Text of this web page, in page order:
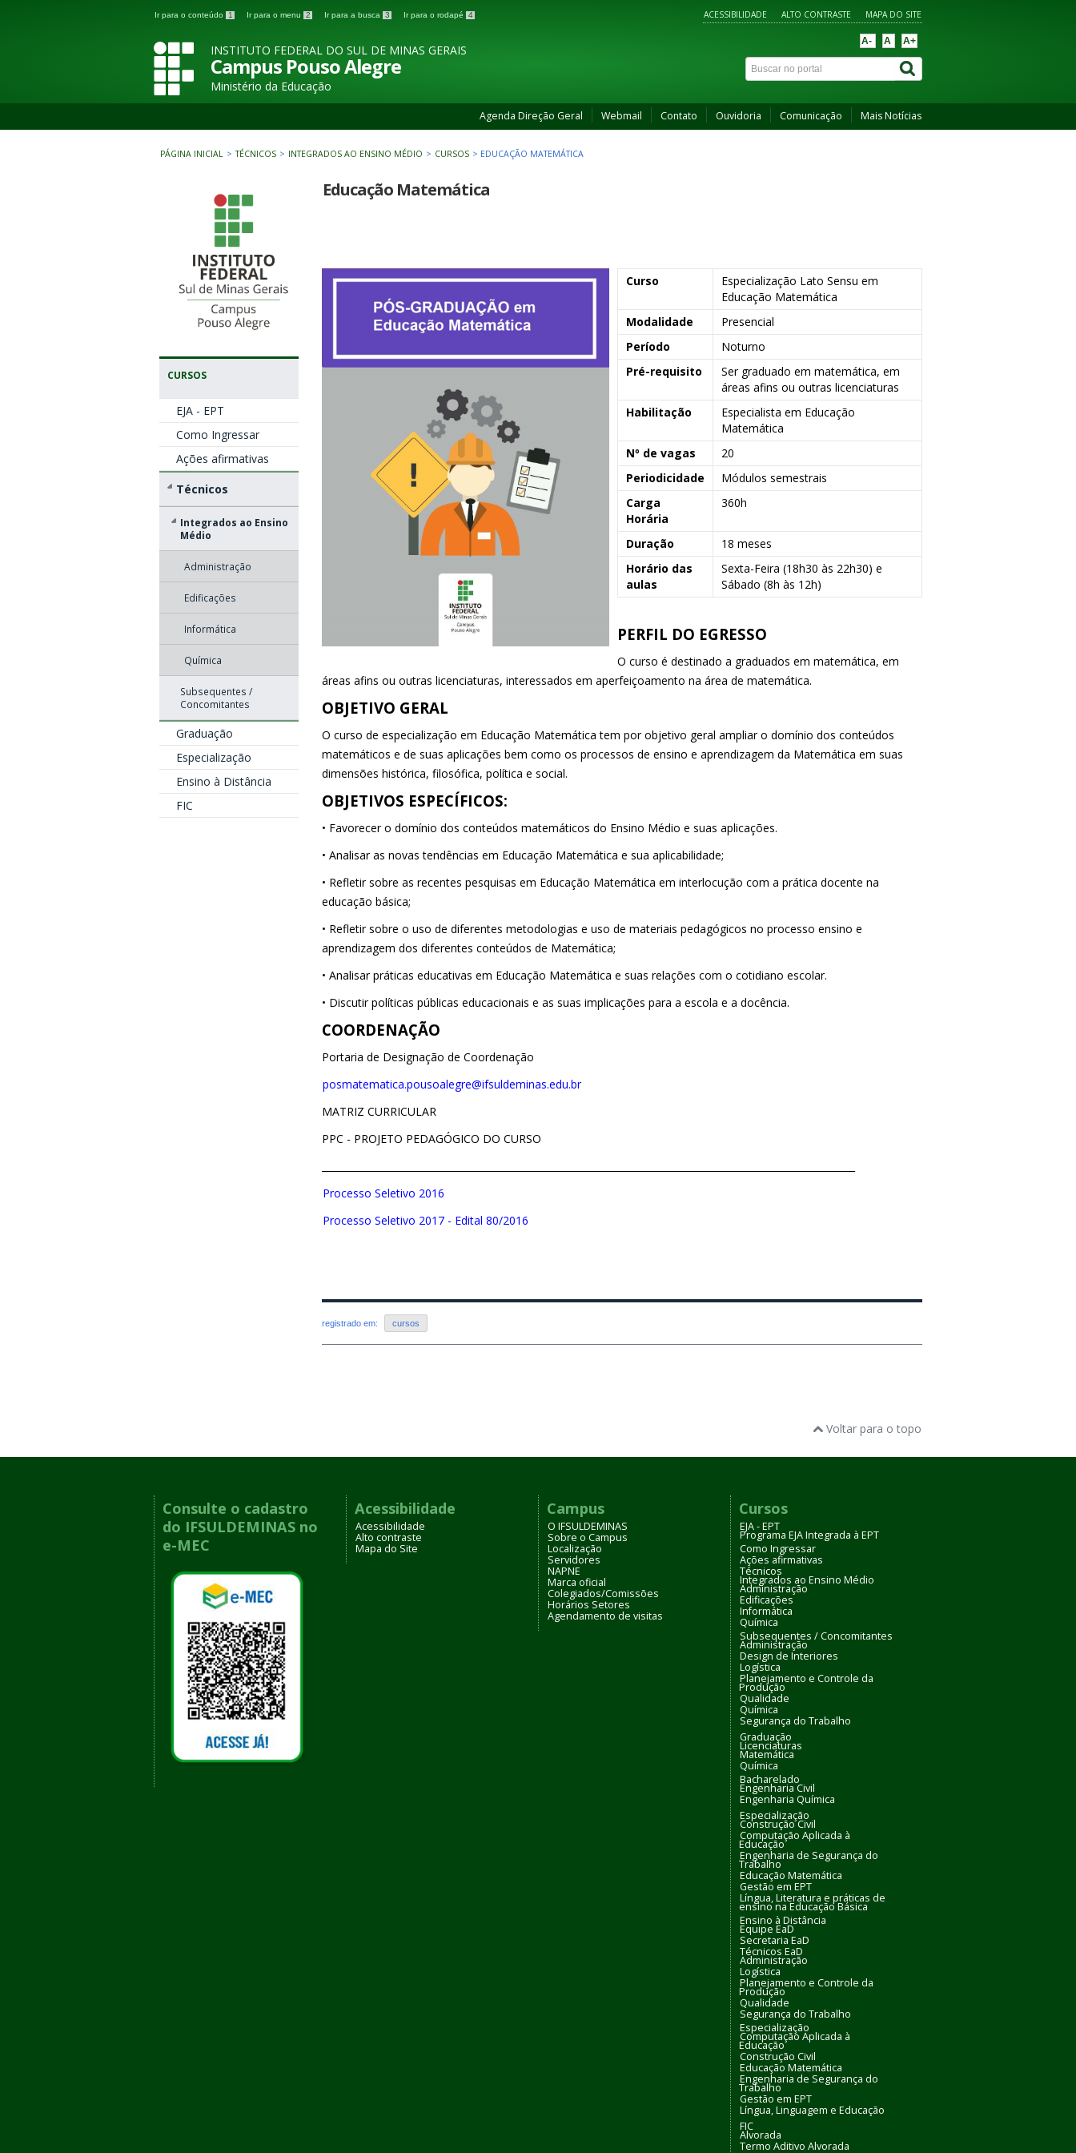
Ir para o conteúdo 1 Ir para o menu 2 Ir para a busca 3 Ir para o rodapé 4 ACESSIBILIDADE ALTO CONTRASTE MAPA DO SITE
INSTITUTO FEDERAL DO SUL DE MINAS GERAIS
Campus Pouso Alegre
Ministério da Educação
A- A A+
Agenda Direção Geral Webmail Contato Ouvidoria Comunicação Mais Notícias
PÁGINA INICIAL > TÉCNICOS > INTEGRADOS AO ENSINO MÉDIO > CURSOS > EDUCAÇÃO MATEMÁTICA
CURSOS
EJA - EPT
Como Ingressar
Ações afirmativas
Técnicos
Integrados ao Ensino
Médio
Administração
Edificações
Informática
Química
Subsequentes /
Concomitantes
Graduação
Especialização
Ensino à Distância
FIC
Educação Matemática
Curso
Especialização Lato Sensu em
Educação Matemática
Modalidade
Presencial
Período
Noturno
Pré-requisito
Ser graduado em matemática, em
áreas afins ou outras licenciaturas
Habilitação
Especialista em Educação
Matemática
Nº de vagas
20
Periodicidade
Módulos semestrais
Carga
Horária
360h
Duração
18 meses
Horário das
aulas
Sexta-Feira (18h30 às 22h30) e
Sábado (8h às 12h)
PERFIL DO EGRESSO
O curso é destinado a graduados em matemática, em
áreas afins ou outras licenciaturas, interessados em aperfeiçoamento na área de matemática.
OBJETIVO GERAL
O curso de especialização em Educação Matemática tem por objetivo geral ampliar o domínio dos conteúdos
matemáticos e de suas aplicações bem como os processos de ensino e aprendizagem da Matemática em suas
dimensões histórica, filosófica, política e social.
OBJETIVOS ESPECÍFICOS:
• Favorecer o domínio dos conteúdos matemáticos do Ensino Médio e suas aplicações.
• Analisar as novas tendências em Educação Matemática e sua aplicabilidade;
• Refletir sobre as recentes pesquisas em Educação Matemática em interlocução com a prática docente na
educação básica;
• Refletir sobre o uso de diferentes metodologias e uso de materiais pedagógicos no processo ensino e
aprendizagem dos diferentes conteúdos de Matemática;
• Analisar práticas educativas em Educação Matemática e suas relações com o cotidiano escolar.
• Discutir políticas públicas educacionais e as suas implicações para a escola e a docência.
COORDENAÇÃO
Portaria de Designação de Coordenação
posmatematica.pousoalegre@ifsuldeminas.edu.br
MATRIZ CURRICULAR
PPC - PROJETO PEDAGÓGICO DO CURSO
Processo Seletivo 2016
Processo Seletivo 2017 - Edital 80/2016
registrado em: cursos
Voltar para o topo
Consulte o cadastro
do IFSULDEMINAS no
e-MEC
Acessibilidade
Acessibilidade
Alto contraste
Mapa do Site
Campus
O IFSULDEMINAS
Sobre o Campus
Localização
Servidores
NAPNE
Marca oficial
Colegiados/Comissões
Horários Setores
Agendamento de visitas
Cursos
EJA - EPT
Programa EJA Integrada à EPT
Como Ingressar
Ações afirmativas
Técnicos
Integrados ao Ensino Médio
Administração
Edificações
Informática
Química
Subsequentes / Concomitantes
Administração
Design de Interiores
Logística
Planejamento e Controle da
Produção
Qualidade
Química
Segurança do Trabalho
Graduação
Licenciaturas
Matemática
Química
Bacharelado
Engenharia Civil
Engenharia Química
Especialização
Construção Civil
Computação Aplicada à
Educação
Engenharia de Segurança do
Trabalho
Educação Matemática
Gestão em EPT
Língua, Literatura e práticas de
ensino na Educação Básica
Ensino à Distância
Equipe EaD
Secretaria EaD
Técnicos EaD
Administração
Logística
Planejamento e Controle da
Produção
Qualidade
Segurança do Trabalho
Especialização
Computação Aplicada à
Educação
Construção Civil
Educação Matemática
Engenharia de Segurança do
Trabalho
Gestão em EPT
Língua, Linguagem e Educação
FIC
Alvorada
Termo Aditivo Alvorada